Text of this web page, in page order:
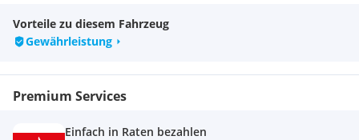
Vorteile zu diesem Fahrzeug
Gewährleistung
Premium Services
Einfach in Raten bezahlen